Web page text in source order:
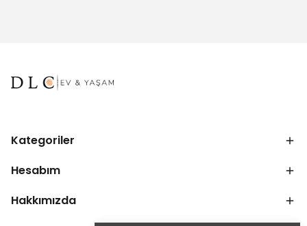
Kategoriler
Hesabım
Hakkımızda